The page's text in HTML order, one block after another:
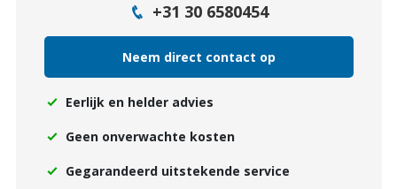
+31 30 6580454
Neem direct contact op
Eerlijk en helder advies
Geen onverwachte kosten
Gegarandeerd uitstekende service